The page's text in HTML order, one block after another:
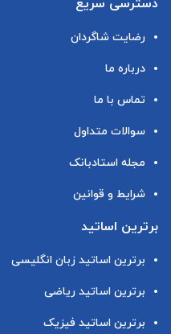
دسترسی سریع
رضایت شاگردان
درباره ما
تماس با ما
سوالات متداول
مجله استادبانک
شرایط و قوانین
برترین اساتید
برترین اساتید زبان انگلیسی
برترین اساتید ریاضی
برترین اساتید فیزیک